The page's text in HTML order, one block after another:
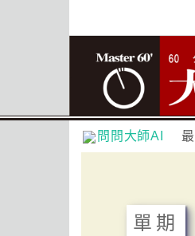
問問大師AI
單期